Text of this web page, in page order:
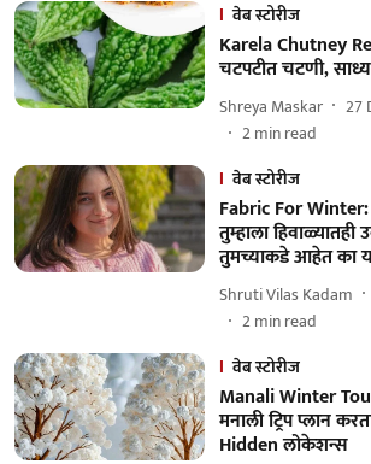
वेब स्टोरीज
Karela Chutney
चटपटीत चटणी,
Shreya Maskar
27
2min read
वेब स्टोरीज
Fabric For Winter:
तुम्हाला हिवाळ्यातही
तुमच्याकडे आहेत का
Shruti Vilas Kadam
2min read
वेब स्टोरीज
Manali Winter
मनाली ट्रिप प्लान
Hidden लोकेशन्स